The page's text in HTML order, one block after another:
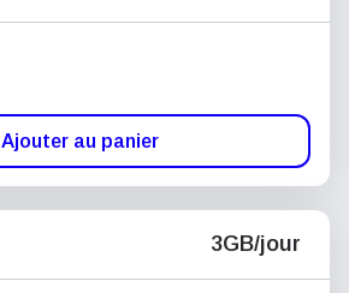
Ajouter au panier
3GB/jour